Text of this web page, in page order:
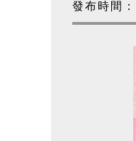
發布時間：